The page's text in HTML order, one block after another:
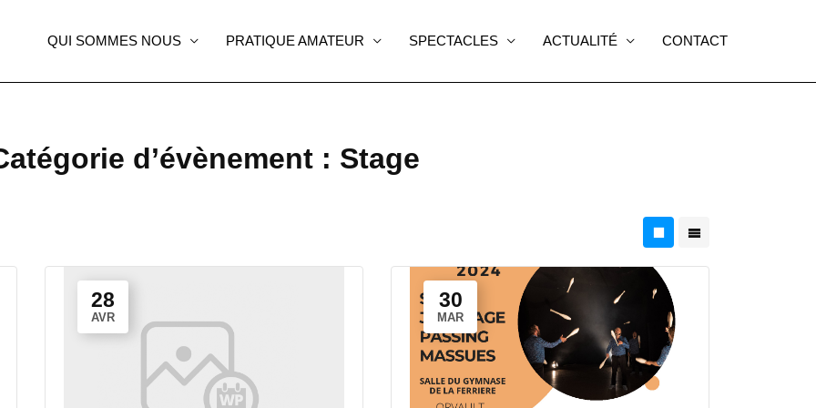
QUI SOMMES NOUS PRATIQUE AMATEUR SPECTACLES ACTUALITÉ CONTACT
d’évènement : Stage
28
AVR
30
MAR